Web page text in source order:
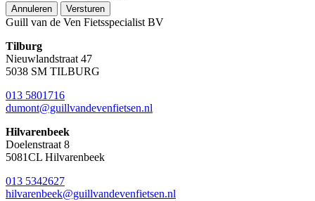
Annuleren Versturen
Guill van de Ven Fietsspecialist BV
Tilburg
Nieuwlandstraat 47
5038 SM TILBURG
013 5801716
dumont@guillvandevenfietsen.nl
Hilvarenbeek
Doelenstraat 8
5081CL Hilvarenbeek
013 5342627
hilvarenbeek@guillvandevenfietsen.nl